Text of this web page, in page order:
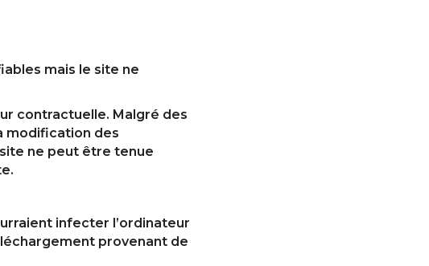
mais le site ne
contractuelle. Malgré des
modification des
ne peut être tenue
infecter l’ordinateur
provenant de